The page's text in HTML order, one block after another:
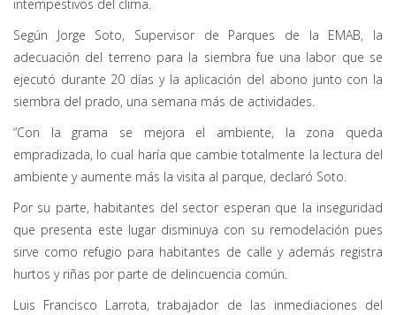
intempestivos del clima.
Según Jorge Soto, Supervisor de Parques de la EMAB, la
adecuación del terreno para la siembra fue una labor que se
ejecutó durante 20 días y la aplicación del abono junto con la
siembra del prado, una semana más de actividades.
“Con la grama se mejora el ambiente, la zona queda
empradizada, lo cual haría que cambie totalmente la lectura del
ambiente y aumente más la visita al parque, declaró Soto.
Por su parte, habitantes del sector esperan que la inseguridad
que presenta este lugar disminuya con su remodelación pues
sirve como refugio para habitantes de calle y además registra
hurtos y riñas por parte de delincuencia común.
Luis Francisco Larrota, trabajador de las inmediaciones del